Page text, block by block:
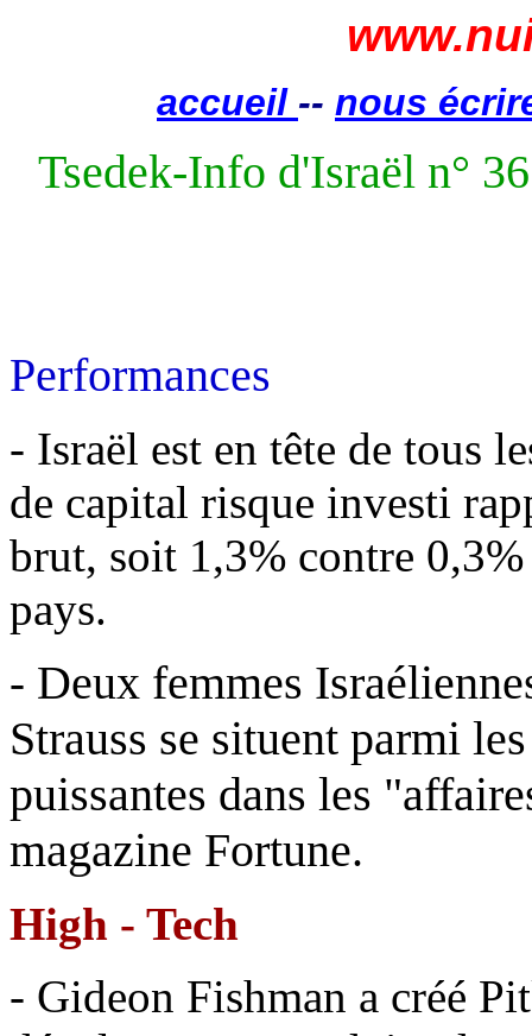
accueil -- nous
Tsedek-Info d'Israël n° 36
Performances
- Israël est en tête de tous
de capital risque investi
brut, soit 1,3% contre
pays.
- Deux femmes
Strauss se situent parmi
puissantes dans les
magazine Fortune.
High - Tech
- Gideon Fishman a créé